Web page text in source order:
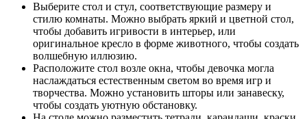
Выберите стол и стул, соответствующие размеру и
стилю комнаты. Можно выбрать яркий и цветной стол,
чтобы добавить игривости в интерьер, или
оригинальное кресло в форме животного, чтобы создать
волшебную иллюзию.
Расположите стол возле окна, чтобы девочка могла
наслаждаться естественным светом во время игр и
творчества. Можно установить шторы или занавеску,
чтобы создать уютную обстановку.